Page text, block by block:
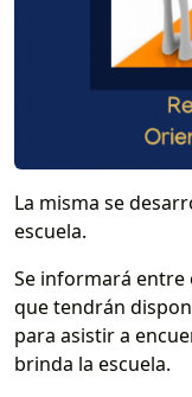
La misma se
escuela.
Se informará entre
que tendrán
para asistir a
brinda la escuela.